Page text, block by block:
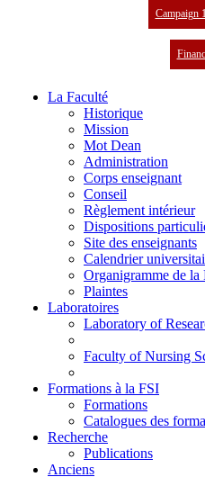
Campaign
La Faculté
Historique
Mission
Mot Dean
Administration
Corps enseignant
Conseil
Règlement intérieur
Dispositions
Site des enseignants
Calendrier
Organigramme de la
Plaintes
Laboratoires
Laboratory of
Faculty of Nursing
Formations à la FSI
Formations
Catalogues des
Recherche
Publications
Anciens